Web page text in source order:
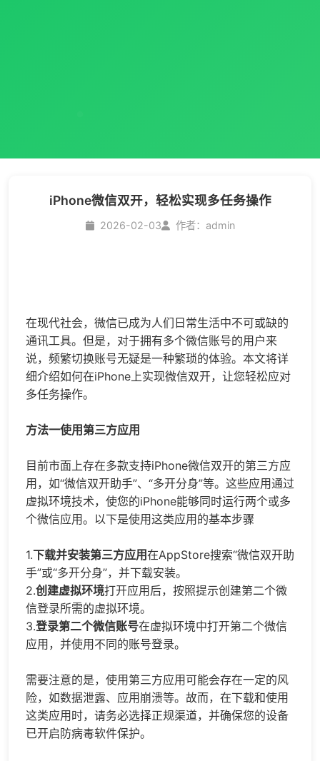
iPhone微信双开，轻松实现多任务操作
2026-02-03 作者：admin
在现代社会，微信已成为人们日常生活中不可或缺的
通讯工具。但是，对于拥有多个微信账号的用户来
说，频繁切换账号无疑是一种繁琐的体验。本文将详
细介绍如何在iPhone上实现微信双开，让您轻松应对
多任务操作。
方法一使用第三方应用
目前市面上存在多款支持iPhone微信双开的第三方应
用，如“微信双开助手”、“多开分身”等。这些应用通过
虚拟环境技术，使您的iPhone能够同时运行两个或多
个微信应用。以下是使用这类应用的基本步骤
1.下载并安装第三方应用在AppStore搜索“微信双开助
手”或“多开分身”，并下载安装。
2.创建虚拟环境打开应用后，按照提示创建第二个微
信登录所需的虚拟环境。
3.登录第二个微信账号在虚拟环境中打开第二个微信
应用，并使用不同的账号登录。
需要注意的是，使用第三方应用可能会存在一定的风
险，如数据泄露、应用崩溃等。故而，在下载和使用
这类应用时，请务必选择正规渠道，并确保您的设备
已开启防病毒软件保护。